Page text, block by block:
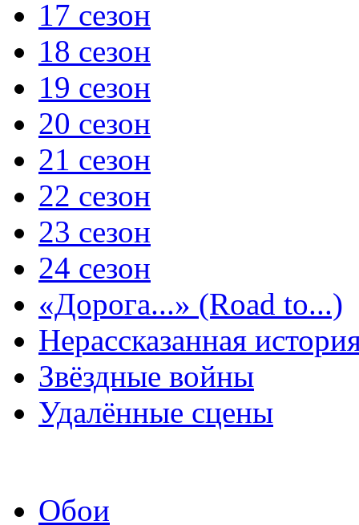
17 сезон
18 сезон
19 сезон
20 сезон
21 сезон
22 сезон
23 сезон
24 сезон
«Дорога...» (Road to...)
Нерассказанная
Звёздные войны
Удалённые сцены
Обои